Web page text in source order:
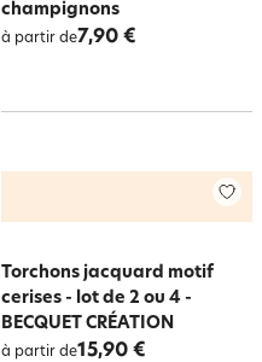
champignons
à partir de7,90 €
Torchons jacquard motif
cerises - lot de 2 ou 4 -
BECQUET CRÉATION
à partir de15,90 €